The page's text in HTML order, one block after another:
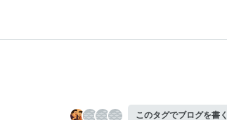
このタグでブログを書く